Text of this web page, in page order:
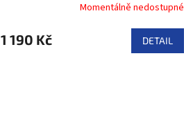
Momentálně nedostupné
1 190 Kč DETAIL